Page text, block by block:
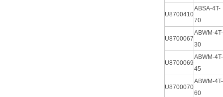
U8700410
ABSA-4T-
70
U8700067
ABWM-4T-
30
U8700069
ABWM-4T-
45
U8700070
ABWM-4T-
60